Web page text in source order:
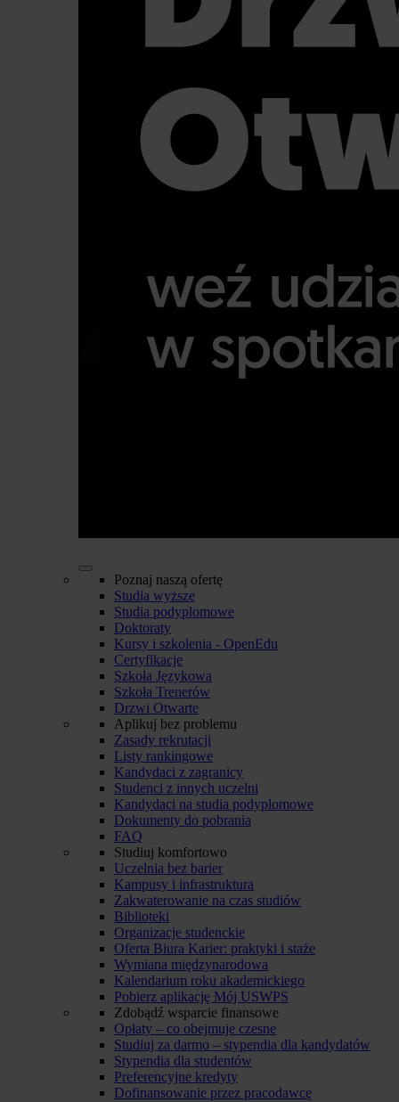
Poznaj naszą ofertę
Studia wyższe
Studia podyplomowe
Doktoraty
Kursy i szkolenia - OpenEdu
Certyfikacje
Szkoła Językowa
Szkoła Trenerów
Drzwi Otwarte
Aplikuj bez problemu
Zasady rekrutacji
Listy rankingowe
Kandydaci z zagranicy
Studenci z innych uczelni
Kandydaci na studia podyplomowe
Dokumenty do pobrania
FAQ
Studiuj komfortowo
Uczelnia bez barier
Kampusy i infrastruktura
Zakwaterowanie na czas studiów
Biblioteki
Organizacje studenckie
Oferta Biura Karier: praktyki i staże
Wymiana międzynarodowa
Kalendarium roku akademickiego
Pobierz aplikację Mój USWPS
Zdobądź wsparcie finansowe
Opłaty – co obejmuje czesne
Studiuj za darmo – stypendia dla kandydatów
Stypendia dla studentów
Preferencyjne kredyty
Dofinansowanie przez pracodawcę